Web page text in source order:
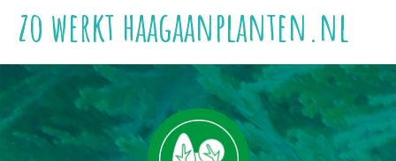
zo werkt haagaanplanten.nl